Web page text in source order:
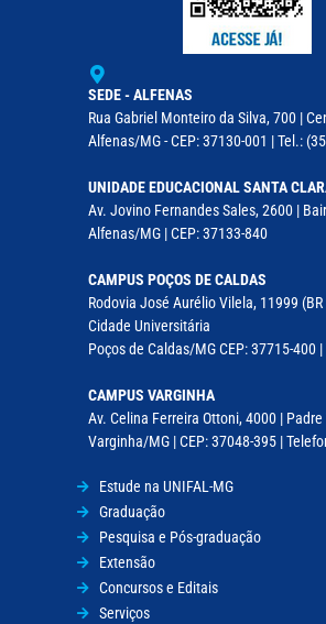
SEDE - ALFENAS
Rua Gabriel Monteiro da Silva, 700 |
Alfenas/MG - CEP: 37130-001 | Tel.:
UNIDADE EDUCACIONAL SANTA
Av. Jovino Fernandes Sales, 2600 |
Alfenas/MG | CEP: 37133-840
CAMPUS POÇOS DE CALDAS
Rodovia José Aurélio Vilela, 11999
Cidade Universitária
Poços de Caldas/MG CEP: 37715-400
CAMPUS VARGINHA
Av. Celina Ferreira Ottoni, 4000 |
Varginha/MG | CEP: 37048-395 |
Estude na UNIFAL-MG
Graduação
Pesquisa e Pós-graduação
Extensão
Concursos e Editais
Serviços